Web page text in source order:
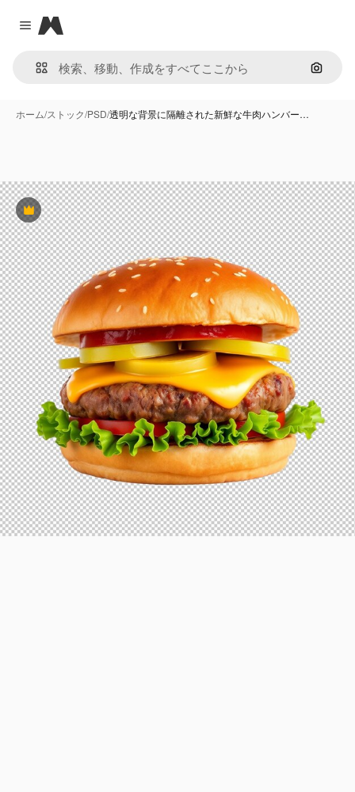
Close menu
Magnific
画像で
ホーム/ストック/PSD/透明な背景に隔離された新鮮な牛肉ハンバー…
Premium